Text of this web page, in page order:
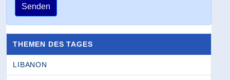
Senden
THEMEN DES TAGES
LIBANON